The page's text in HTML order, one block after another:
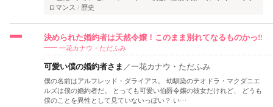
ロマンス
歴史
決められた婚約者は天然令嬢！このまま別れてなるものかっ‼︎
一花カナウ・ただふみ
可愛い僕の婚約者さま ／一花カナウ・ただふみ
僕の名前はアルフレッド・ダライアス。 幼馴染のテオドラ・マクダニエ
ルズは僕の婚約者だ。 とっても可愛い伯爵令嬢の彼女だけれど、 どうも
僕のことを異性として見ていないっぽい？ い…